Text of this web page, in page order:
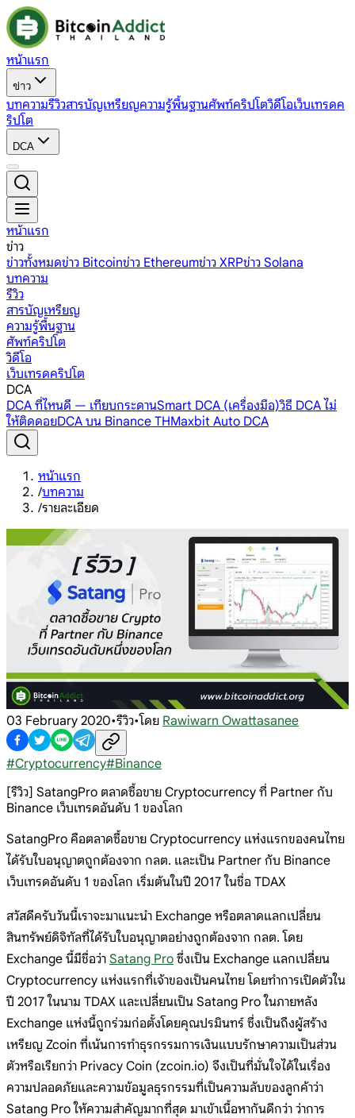
หน้าแรก
ข่าว
บทความรีวิวสารบัญเหรียญความรู้พื้นฐานศัพท์คริปโตวิดีโอเว็บเทรดค
ริปโต
DCA
หน้าแรก
ข่าว
ข่าวทั้งหมดข่าว Bitcoinข่าว Ethereumข่าว XRPข่าว Solana
บทความ
รีวิว
สารบัญเหรียญ
ความรู้พื้นฐาน
ศัพท์คริปโต
วิดีโอ
เว็บเทรดคริปโต
DCA
DCA ที่ไหนดี — เทียบกระดานSmart DCA (เครื่องมือ)วิธี DCA ไม่
ให้ติดดอยDCA บน Binance THMaxbit Auto DCA
หน้าแรก
/บทความ
/รายละเอียด
03 February 2020•รีวิว•โดย Rawiwarn Owattasanee
#Cryptocurrency#Binance
[รีวิว] SatangPro ตลาดซื้อขาย Cryptocurrency ที่ Partner กับ
Binance เว็บเทรดอันดับ 1 ของโลก
SatangPro คือตลาดซื้อขาย Cryptocurrency แห่งแรกของคนไทย
ได้รับใบอนุญาตถูกต้องจาก กลต. และเป็น Partner กับ Binance
เว็บเทรดอันดับ 1 ของโลก เริ่มต้นในปี 2017 ในชื่อ TDAX
สวัสดีครับวันนี้เราจะมาแนะนำ Exchange หรือตลาดแลกเปลี่ยน
สินทรัพย์ดิจิทัลที่ได้รับใบอนุญาตอย่างถูกต้องจาก กลต. โดย
Exchange นี้มีชื่อว่า Satang Pro ซึ่งเป็น Exchange แลกเปลี่ยน
Cryptocurrency แห่งแรกที่เจ้าของเป็นคนไทย โดยทำการเปิดตัวใน
ปี 2017 ในนาม TDAX และเปลี่ยนเป็น Satang Pro ในภายหลัง
Exchange แห่งนี้ถูกร่วมก่อตั้งโดยคุณปรมินทร์ ซึ่งเป็นถึงผู้สร้าง
เหรียญ Zcoin ที่เน้นการทำธุรกรรมการเงินแบบรักษาความเป็นส่วน
ตัวหรือเรียกว่า Privacy Coin (zcoin.io) จึงเป็นที่มั่นใจได้ในเรื่อง
ความปลอดภัยและความข้อมูลธุรกรรมที่เป็นความลับของลูกค้าว่า
Satang Pro ให้ความสำคัญมากที่สุด มาเข้าเนื้อหากันดีกว่า ว่าการ